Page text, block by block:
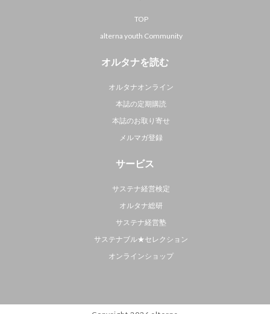
TOP
alterna youth Community
オルタナを読む
オルタナオンライン
本誌の定期購読
本誌のお取り寄せ
メルマガ登録
サービス
サステナ経営検定
オルタナ総研
サステナ経営塾
サステナブル★セレクション
オンラインショップ